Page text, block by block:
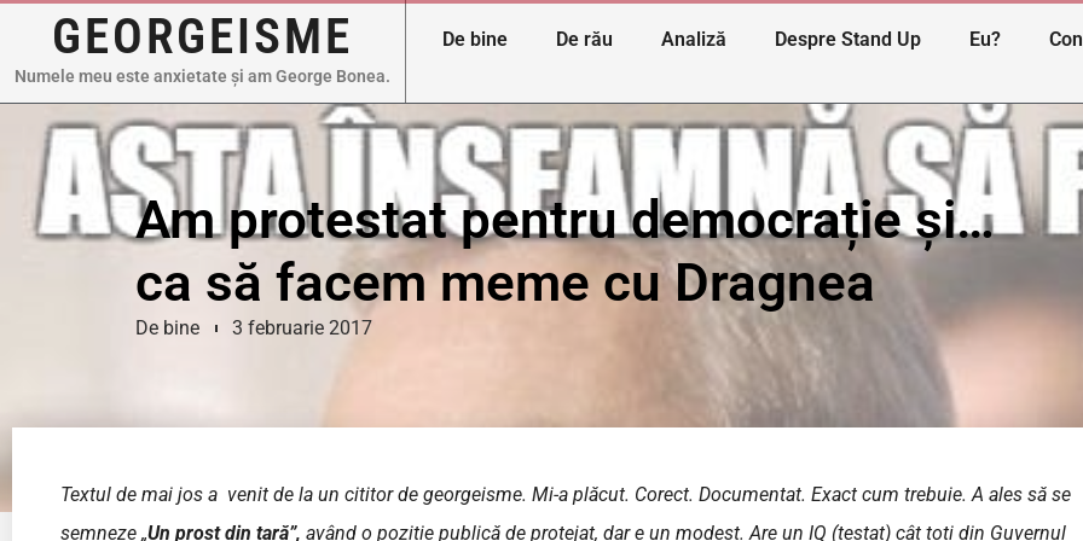
GEORGEISME
Numele meu este anxietate și am George Bonea.
De bine De rău Analiză Despre Stand Up Eu?
Am protestat pentru democrație și…
ca să facem meme cu Dragnea
De bine 3 februarie 2017
Textul de mai jos a venit de la un cititor de georgeisme. Mi-a plăcut. Corect. Documentat. Exact cum trebuie. A ales să se
semneze „Un prost din țară”, având o poziție publică de protejat, dar e un modest. Are un IQ (testat) cât toți din Guvernul